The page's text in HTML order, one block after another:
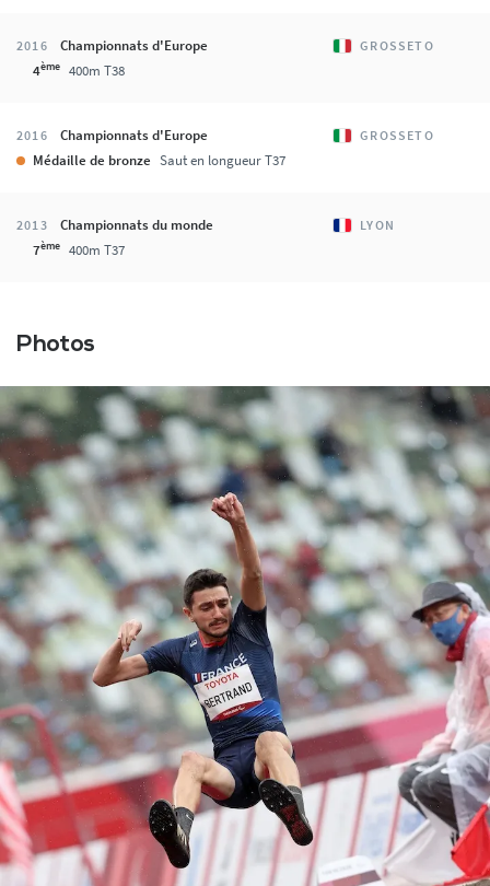
2016 Championnats d'Europe GROSSETO
4ème 400m T38
2016 Championnats d'Europe GROSSETO
Médaille de bronze Saut en longueur T37
2013 Championnats du monde LYON
7ème 400m T37
Photos